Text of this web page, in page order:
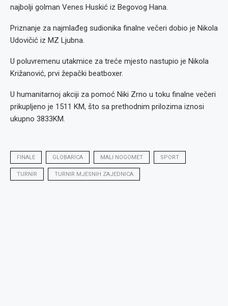
najbolji golman Venes Huskić iz Begovog Hana.
Priznanje za najmlađeg sudionika finalne večeri dobio je Nikola
Udovičić iz MZ Ljubna.
U poluvremenu utakmice za treće mjesto nastupio je Nikola
Križanović, prvi žepački beatboxer.
U humanitarnoj akciji za pomoć Niki Zrno u toku finalne večeri
prikupljeno je 1511 KM, što sa prethodnim prilozima iznosi
ukupno 3833KM.
FINALE GLOBARICA MALI NOGOMET SPORT
TURNIR TURNIR MJESNIH ZAJEDNICA